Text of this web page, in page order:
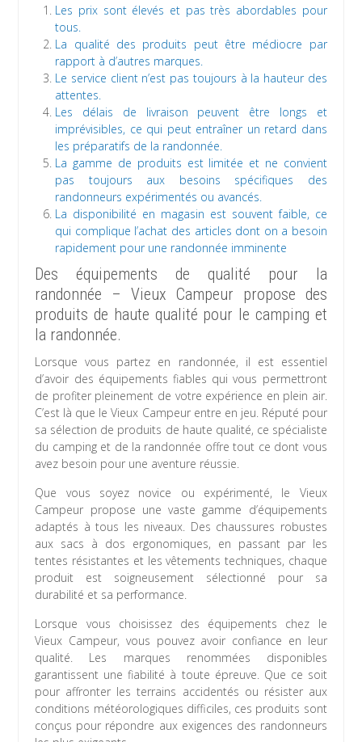
Les prix sont élevés et pas très abordables pour
tous.
La qualité des produits peut être médiocre par
rapport à d’autres marques.
Le service client n’est pas toujours à la hauteur des
attentes.
Les délais de livraison peuvent être longs et
imprévisibles, ce qui peut entraîner un retard dans
les préparatifs de la randonnée.
La gamme de produits est limitée et ne convient
pas toujours aux besoins spécifiques des
randonneurs expérimentés ou avancés.
La disponibilité en magasin est souvent faible, ce
qui complique l’achat des articles dont on a besoin
rapidement pour une randonnée imminente
Des équipements de qualité pour la
randonnée – Vieux Campeur propose des
produits de haute qualité pour le camping et
la randonnée.
Lorsque vous partez en randonnée, il est essentiel
d’avoir des équipements fiables qui vous permettront
de profiter pleinement de votre expérience en plein air.
C’est là que le Vieux Campeur entre en jeu. Réputé pour
sa sélection de produits de haute qualité, ce spécialiste
du camping et de la randonnée offre tout ce dont vous
avez besoin pour une aventure réussie.
Que vous soyez novice ou expérimenté, le Vieux
Campeur propose une vaste gamme d’équipements
adaptés à tous les niveaux. Des chaussures robustes
aux sacs à dos ergonomiques, en passant par les
tentes résistantes et les vêtements techniques, chaque
produit est soigneusement sélectionné pour sa
durabilité et sa performance.
Lorsque vous choisissez des équipements chez le
Vieux Campeur, vous pouvez avoir confiance en leur
qualité. Les marques renommées disponibles
garantissent une fiabilité à toute épreuve. Que ce soit
pour affronter les terrains accidentés ou résister aux
conditions météorologiques difficiles, ces produits sont
conçus pour répondre aux exigences des randonneurs